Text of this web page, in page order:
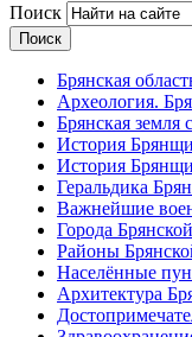
Поиск
Брянская
Археология.
Брянская
История
История
Геральдика
Важнейшие
Города
Районы
Населённые
Архитектура